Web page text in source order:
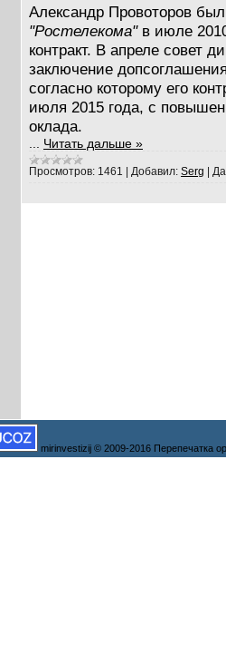
Александр Провоторов
"Ростелекома"в июле
контракт. В апреле совет
заключение
согласно которому его
июля 2015 года, с
оклада.
Читать дальше »
Просмотров: 1461 | Добавил: Serg |
mirinvestizij © 2009-2016 Перепечатка